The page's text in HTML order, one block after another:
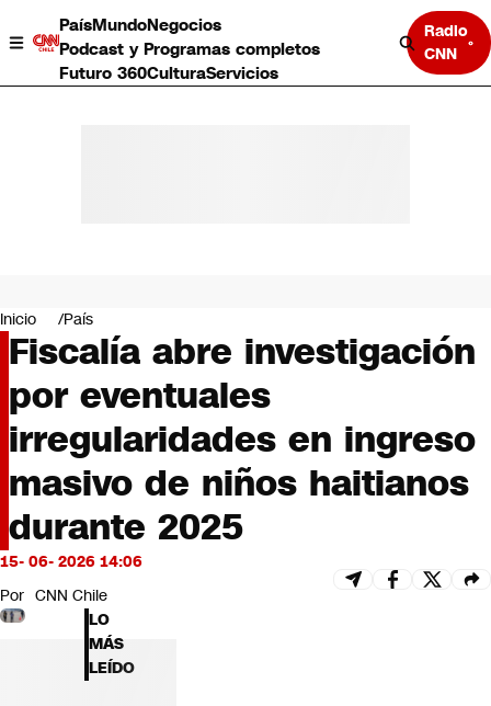
PaísMundoNegocios
Podcast y Programas completos
Futuro 360CulturaServicios
Radio
CNN
Negocios
Deportes
Programas completos
Cultura
Servicios
Bits
CNN Data
CNN tiempo
Futuro 360
Opinión
Inicio País
Fiscalía abre investigación
por eventuales
irregularidades en ingreso
masivo de niños haitianos
durante 2025
15- 06- 2026 14:06
Por CNN Chile
LO
MÁS
LEÍDO